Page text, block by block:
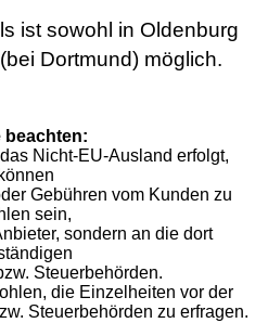
ist sowohl in Oldenburg
Dortmund) möglich.
beachten:
Nicht-EU-Ausland erfolgt,
können
Gebühren vom Kunden zu
sein,
sondern an die dort
Steuerbehörden.
die Einzelheiten vor der
Steuerbehörden zu erfragen.